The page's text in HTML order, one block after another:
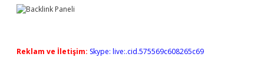
Reklam ve İletişim: Skype: live:.cid.575569c608265c69